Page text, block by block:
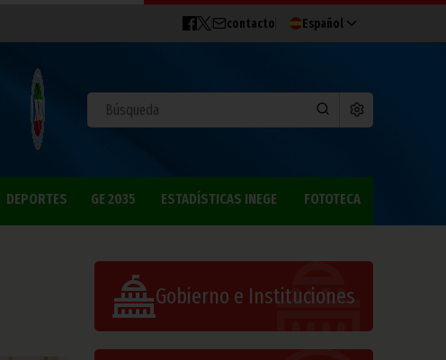
contacto Español
DEPORTES GE 2035 ESTADÍSTICAS INEGE FOTOTECA
Gobierno e Instituciones